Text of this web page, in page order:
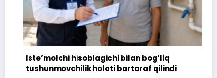
Iste’molchi hisoblagichi bilan bog‘liq
tushunmovchilik holati bartaraf qilindi